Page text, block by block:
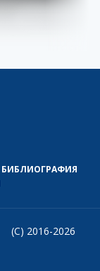
БИБЛИОГРАФИЯ
(C) 2016-2026